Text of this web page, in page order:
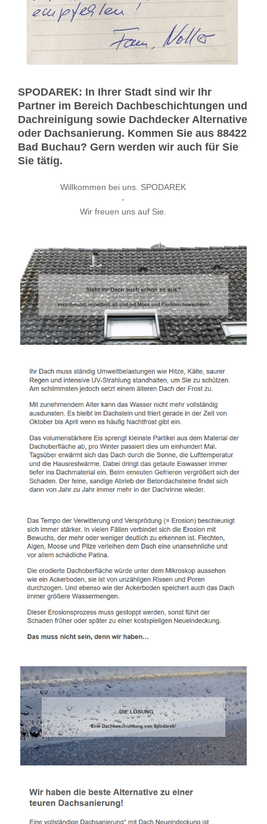
SPODAREK: In Ihrer Stadt sind wir Ihr
Partner im Bereich Dachbeschichtungen und
Dachreinigung sowie Dachdecker Alternative
oder Dachsanierung. Kommen Sie aus 88422
Bad Buchau? Gern werden wir auch für Sie
Sie tätig.
Willkommen bei uns. SPODAREK
-
Wir freuen uns auf Sie.